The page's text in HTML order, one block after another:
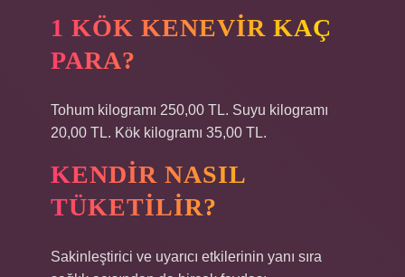
1 KÖK KENEVIR KAÇ
PARA?
Tohum kilogramı 250,00 TL. Suyu kilogramı
20,00 TL. Kök kilogramı 35,00 TL.
KENDIR NASIL
TÜKETILIR?
Sakinleştirici ve uyarıcı etkilerinin yanı sıra